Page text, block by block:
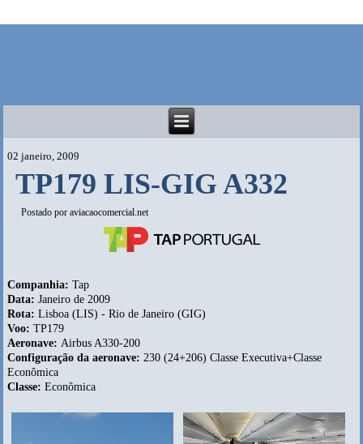
02 janeiro, 2009
TP179 LIS-GIG A332
Postado poraviacaocomercial.net
Companhia:Tap
Data:Janeiro de 2009
Rota:Lisboa (LIS) - Rio de Janeiro (GIG)
Voo:TP179
Aeronave: Airbus A330-200
Configuração da aeronave: 230 (24+206) Classe Executiva+Classe
Econômica
Classe:Econômica